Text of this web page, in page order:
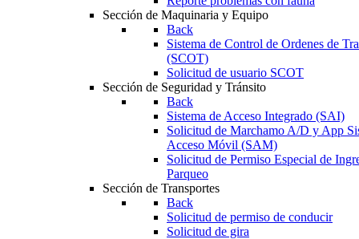
Sección de Maquinaria y Equipo
Back
Sistema de Control de Ordenes de
(SCOT)
Solicitud de usuario SCOT
Sección de Seguridad y Tránsito
Back
Sistema de Acceso Integrado (SAI)
Solicitud de Marchamo A/D y App
Acceso Móvil (SAM)
Solicitud de Permiso Especial de
Parqueo
Sección de Transportes
Back
Solicitud de permiso de conducir
Solicitud de gira